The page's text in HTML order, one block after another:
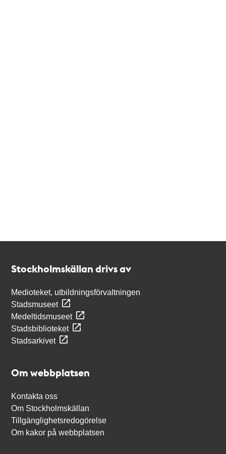
Stockholmskällan drivs av
Medioteket, utbildningsförvaltningen
Stadsmuseet
Medeltidsmuseet
Stadsbiblioteket
Stadsarkivet
Om webbplatsen
Kontakta oss
Om Stockholmskällan
Tillgänglighetsredogörelse
Om kakor på webbplatsen